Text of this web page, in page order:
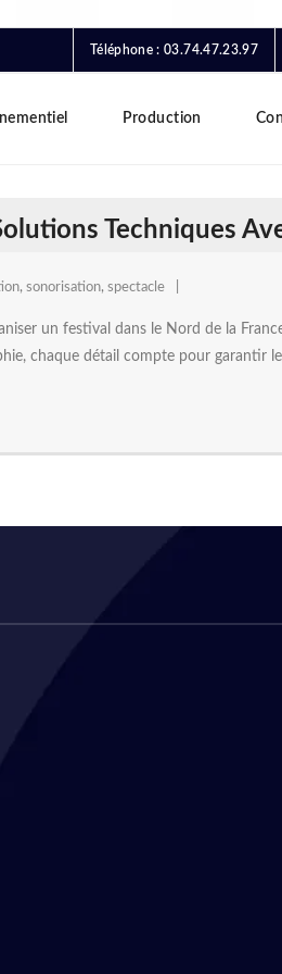
Téléphone : 03.74.47.23.97
Production
Techniques
, sonorisation, spectacle
un festival dans le Nord de la
chaque détail compte pour garantir